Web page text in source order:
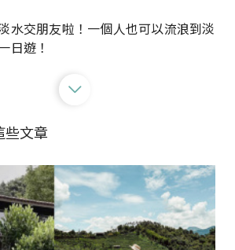
水交朋友啦！一個人也可以流浪到淡
日遊！
二特區開始一場文青小旅行吧 高雄2
夜輕鬆旅
海線漫遊~玩樂新亮點搶先體驗
些文章